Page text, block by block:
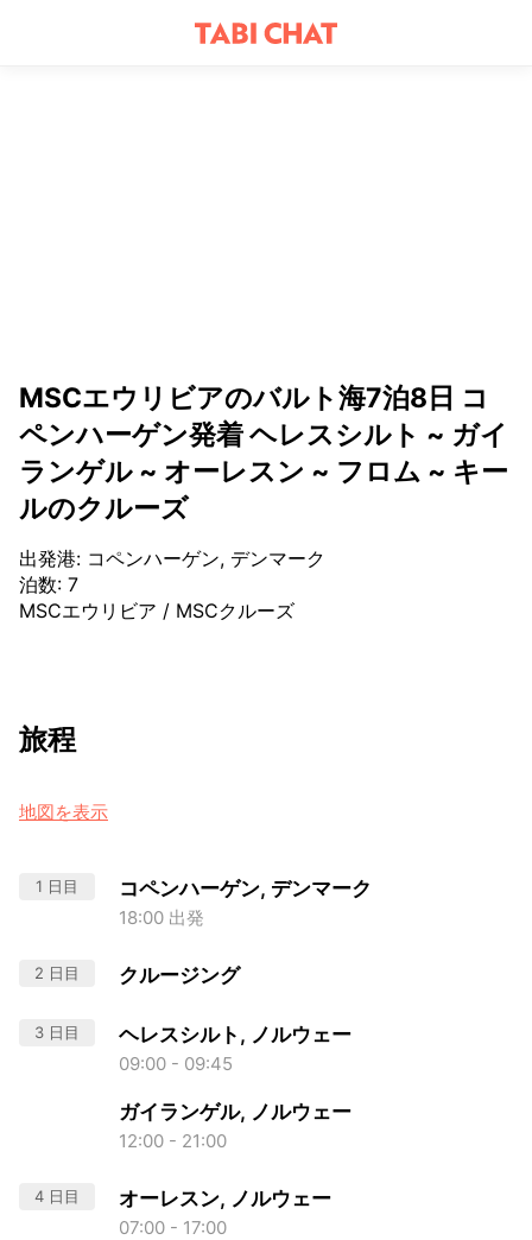
MSCエウリビアのバルト海7泊8日 コ
ペンハーゲン発着 ヘレスシルト ~ ガイ
ランゲル ~ オーレスン ~ フロム ~ キー
ルのクルーズ
出発港: コペンハーゲン, デンマーク
泊数: 7
MSCエウリビア / MSCクルーズ
旅程
地図を表示
1 日目 コペンハーゲン, デンマーク
18:00 出発
2 日目 クルージング
3 日目 ヘレスシルト, ノルウェー
09:00 - 09:45
ガイランゲル, ノルウェー
12:00 - 21:00
4 日目 オーレスン, ノルウェー
07:00 - 17:00